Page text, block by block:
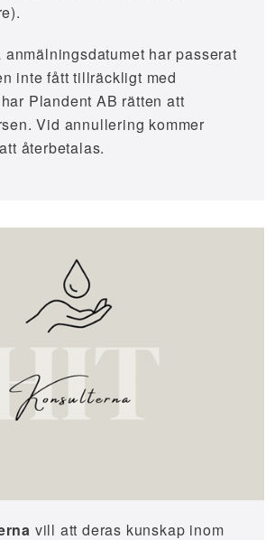
anmälningsdatumet har passerat
inte fått tillräckligt med
Plandent AB rätten att
Vid annullering kommer
återbetalas.
vill att deras kunskap inom